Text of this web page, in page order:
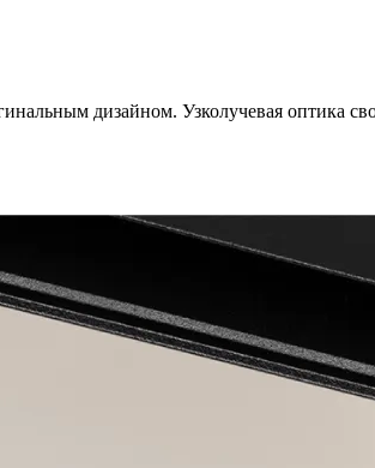
дизайном. Узколучевая оптика